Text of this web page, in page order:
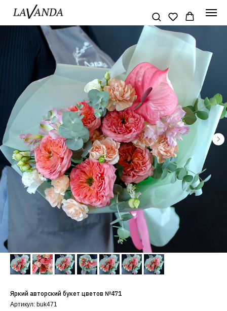
Яркий авторский букет цветов №471
Артикул: buk471